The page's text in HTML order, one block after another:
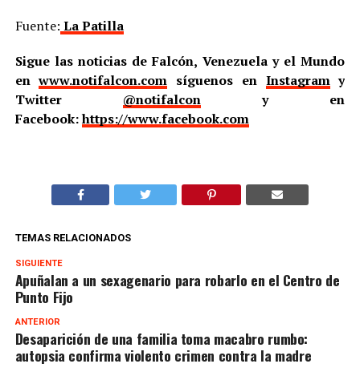
Fuente: La Patilla
Sigue las noticias de Falcón, Venezuela y el Mundo
enwww.notifalcon.com síguenos en Instagramy
Twitter @notifalcony en
Facebook:https://www.facebook.com
TEMAS RELACIONADOS
SIGUIENTE
Apuñalan a un sexagenario para robarlo en el Centro de
Punto Fijo
ANTERIOR
Desaparición de una familia toma macabro rumbo:
autopsia confirma violento crimen contra la madre